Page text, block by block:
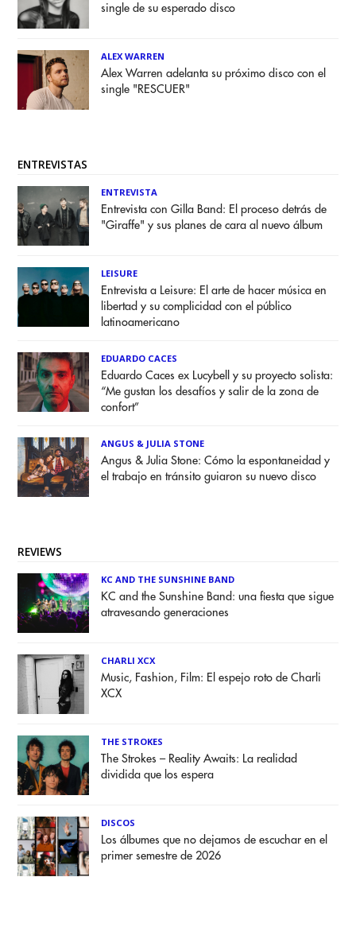
single de su esperado disco
ALEX WARREN
Alex Warren adelanta su próximo disco con el
single "RESCUER"
ENTREVISTAS
ENTREVISTA
Entrevista con Gilla Band: El proceso detrás de
"Giraffe" y sus planes de cara al nuevo álbum
LEISURE
Entrevista a Leisure: El arte de hacer música en
libertad y su complicidad con el público
latinoamericano
EDUARDO CACES
Eduardo Caces ex Lucybell y su proyecto solista:
“Me gustan los desafíos y salir de la zona de
confort”
ANGUS & JULIA STONE
Angus & Julia Stone: Cómo la espontaneidad y
el trabajo en tránsito guiaron su nuevo disco
REVIEWS
KC AND THE SUNSHINE BAND
KC and the Sunshine Band: una fiesta que sigue
atravesando generaciones
CHARLI XCX
Music, Fashion, Film: El espejo roto de Charli
XCX
THE STROKES
The Strokes – Reality Awaits: La realidad
dividida que los espera
DISCOS
Los álbumes que no dejamos de escuchar en el
primer semestre de 2026